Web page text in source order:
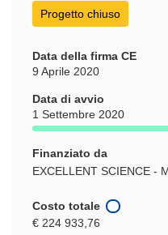
Progetto chiuso
Data della firma CE
9 Aprile 2020
Data di avvio
1 Settembre 2020
Finanziato da
EXCELLENT SCIENCE -
Costo totale
€ 224 933,76